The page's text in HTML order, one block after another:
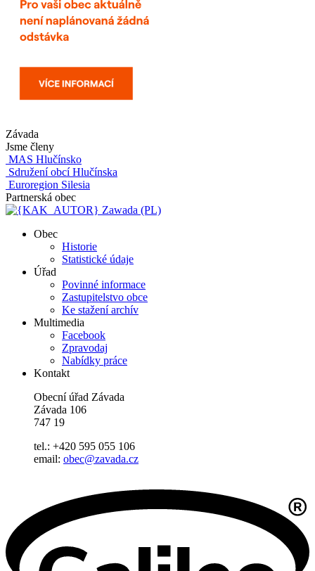
Závada
Jsme členy
MAS Hlučínsko
Sdružení obcí Hlučínska
Euroregion Silesia
Partnerská obec
Zawada (PL)
Obec
Historie
Statistické údaje
Úřad
Povinné informace
Zastupitelstvo obce
Ke stažení archív
Multimedia
Facebook
Zpravodaj
Nabídky práce
Kontakt
Obecní úřad Závada
Závada 106
747 19
tel.: +420 595 055 106
email: obec@zavada.cz